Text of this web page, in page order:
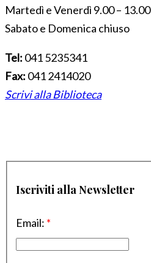
Martedì e Venerdì 9.00 – 13.00
Sabato e Domenica chiuso
Tel: 041 5235341
Fax: 041 2414020
Scrivi alla Biblioteca
Iscriviti alla Newsletter
Email: *